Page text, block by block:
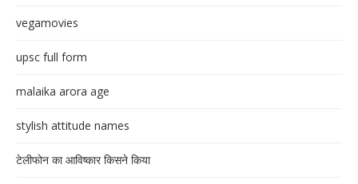
vegamovies
upsc full form
malaika arora age
stylish attitude names
टेलीफोन का आविष्कार किसने किया